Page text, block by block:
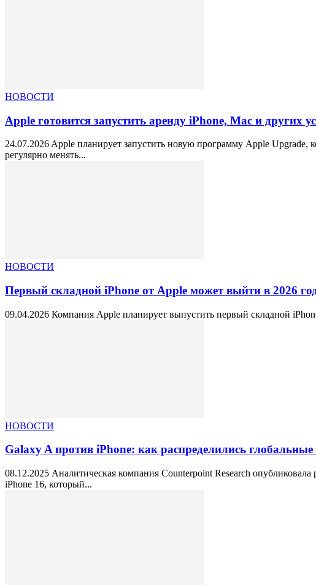
НОВОСТИ
Apple готовится запустить аренду iPhone, Mac и других
24.07.2026 Apple планирует запустить новую программу Apple Upgrade,
регулярно менять...
НОВОСТИ
Первый складной iPhone от Apple может выйти в 2026
09.04.2026 Компания Apple планирует выпустить первый складной
НОВОСТИ
Galaxy A против iPhone: как распределились
08.12.2025 Аналитическая компания Counterpoint Research
iPhone 16, который...